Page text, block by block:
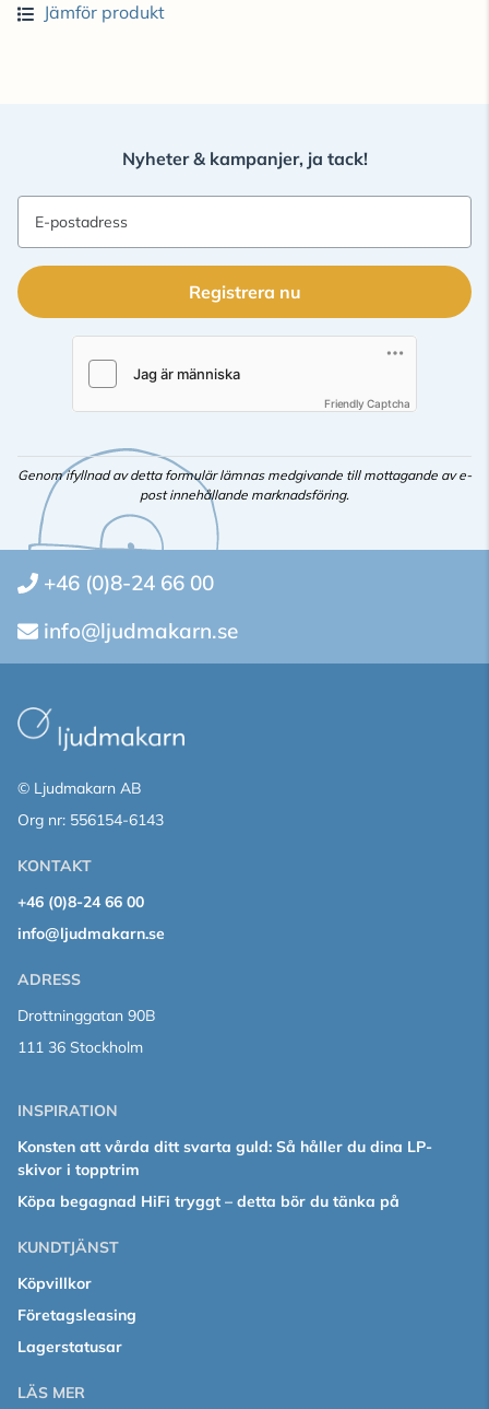
Jämför produkt
Nyheter & kampanjer, ja tack!
E-postadress
Registrera nu
Friendly Captcha
Genom ifyllnad av detta formulär lämnas medgivande till mottagande av e-
post innehållande marknadsföring.
+46 (0)8-24 66 00
info@ljudmakarn.se
© Ljudmakarn AB
Org nr: 556154-6143
KONTAKT
+46 (0)8-24 66 00
info@ljudmakarn.se
ADRESS
Drottninggatan 90B
111 36 Stockholm
INSPIRATION
Konsten att vårda ditt svarta guld: Så håller du dina LP-
skivor i topptrim
Köpa begagnad HiFi tryggt – detta bör du tänka på
KUNDTJÄNST
Köpvillkor
Företagsleasing
Lagerstatusar
LÄS MER